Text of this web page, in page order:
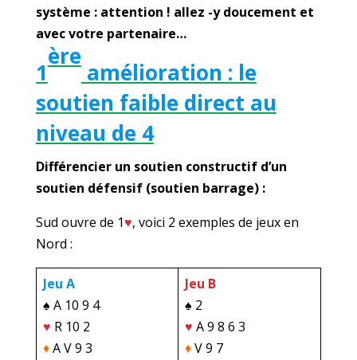
système : attention ! allez -y doucement et
avec votre partenaire…
1
ère
amélioration : le
soutien faible direct au
niveau de 4
Différencier un soutien constructif d’un
soutien défensif (soutien barrage) :
Sud ouvre de 1♥, voici 2 exemples de jeux en
Nord :
Jeu A
♠ A 10 9 4
♥ R 10 2
♦A V 9 3
Jeu B
♠ 2
♥ A 9 8 6 3
♦V 9 7